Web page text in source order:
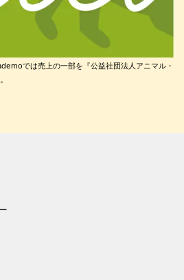
では売上の一部を『公益社団法人アニマル・